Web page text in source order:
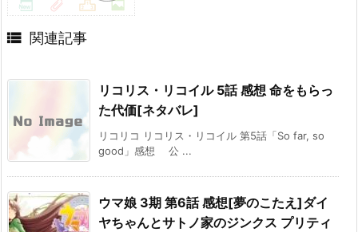
 関連記事
リコリス・リコイル 5話 感想 命をもらっ
た代価[ネタバレ]
リコリコ リコリス・リコイル 第5話「So far, so
good」感想 公 ...
ウマ娘 3期 第6話 感想[夢のこたえ]ダイ
ヤちゃんとサトノ家のジンクス プリティ